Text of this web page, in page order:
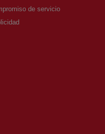
de servicio